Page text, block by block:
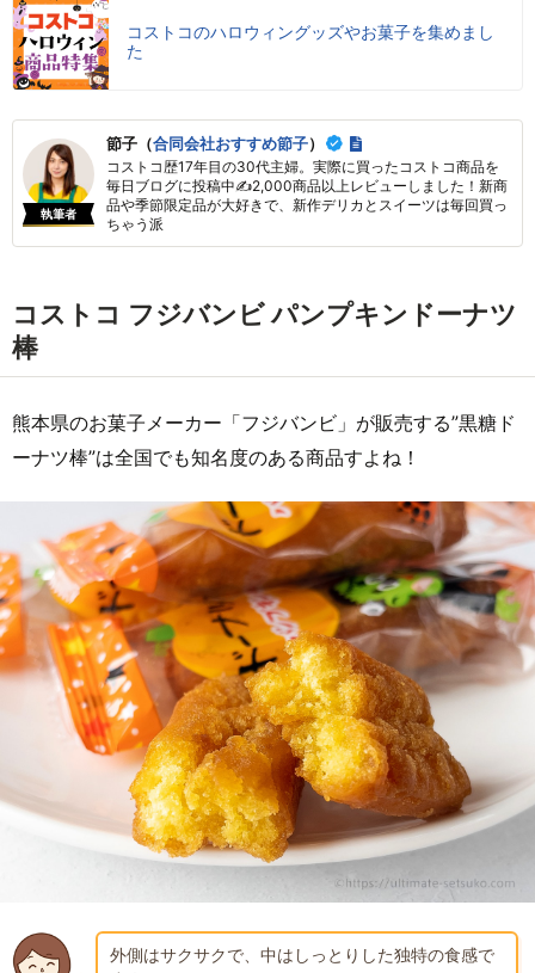
コストコのハロウィングッズやお菓子を集めまし
た
執筆者
節子（合同会社おすすめ節子）
コストコ歴17年目の30代主婦。実際に買ったコストコ商品を
毎日ブログに投稿中✍2,000商品以上レビューしました！新商
品や季節限定品が大好きで、新作デリカとスイーツは毎回買っ
ちゃう派
コストコ フジバンビ パンプキンドーナツ
棒
熊本県のお菓子メーカー「フジバンビ」が販売する”黒糖ド
ーナツ棒”は全国でも知名度のある商品すよね！
外側はサクサクで、中はしっとりした独特の食感で